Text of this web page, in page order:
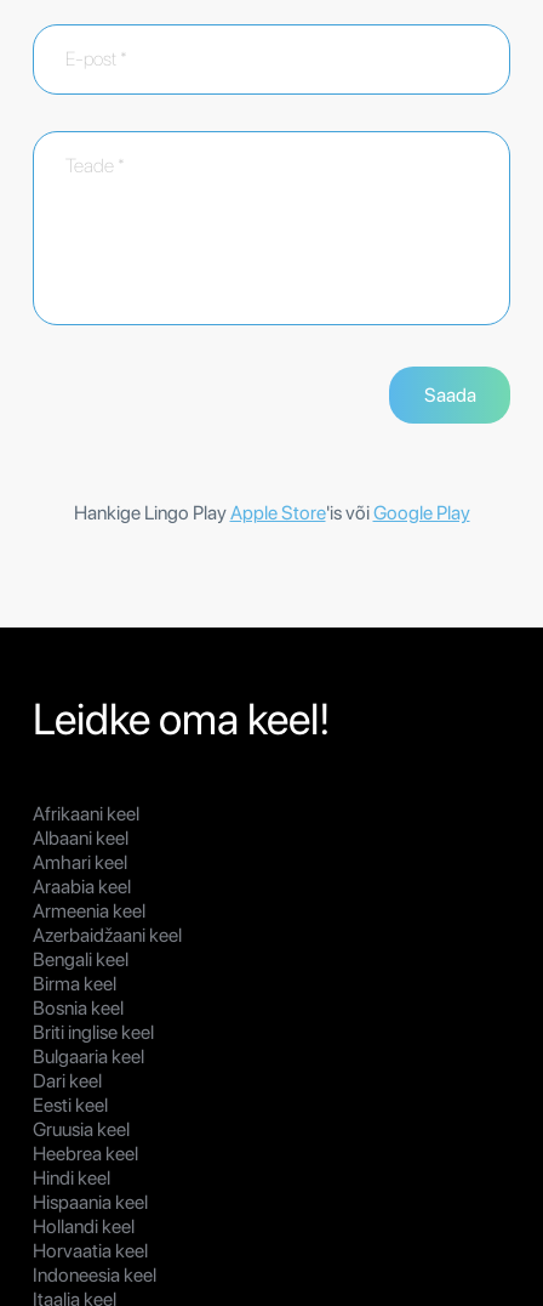
Hankige Lingo PlayApple Store'is võiGoogle Play
Leidke oma keel!
Afrikaani keel
Albaani keel
Amhari keel
Araabia keel
Armeenia keel
Azerbaidžaani keel
Bengali keel
Birma keel
Bosnia keel
Briti inglise keel
Bulgaaria keel
Dari keel
Eesti keel
Gruusia keel
Heebrea keel
Hindi keel
Hispaania keel
Hollandi keel
Horvaatia keel
Indoneesia keel
Itaalia keel